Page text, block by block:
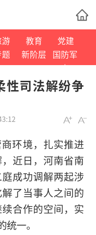
教育
党建
新阶层
国防军
事
性司法解纷争
环境，扎实推进
近日，河南省南
成功调解两起涉
了当事人之间的
合作的空间，实
一。